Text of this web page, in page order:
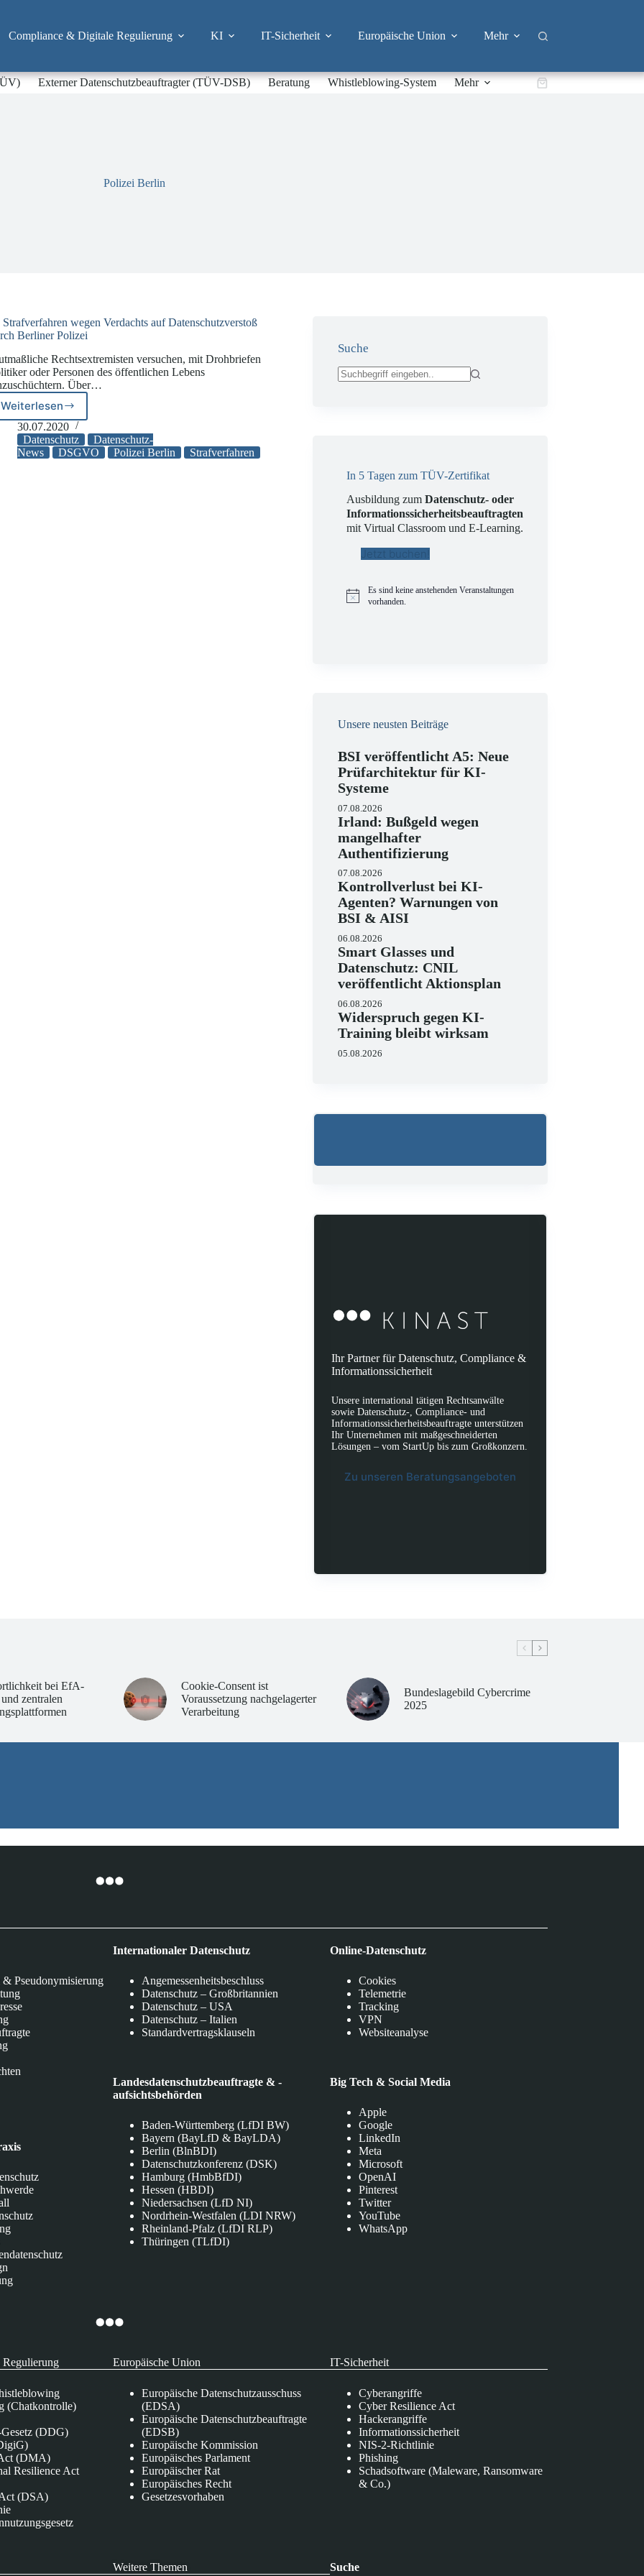
Compliance & Digitale Regulierung KI IT-Sicherheit Europäische Union Mehr
Externer Datenschutzbeauftragter (TÜV-DSB) Beratung Whistleblowing-System Mehr Warenkorb
Polizei Berlin
Strafverfahren wegen Verdachts auf Datenschutzverstoß
Berliner Polizei
Rechtsextremisten versuchen, mit Drohbriefen
oder Personen des öffentlichen Lebens
Über…
Weiterlesen
50
Strafverfahren
wegen
Verdachts
30.07.2020
Datenschutz
Datenschutz-
News
DSGVO Polizei Berlin Strafverfahren
Suche
In 5 Tagen zum TÜV-Zertifikat
Ausbildung zumDatenschutz- oder
Informationssicherheitsbeauftragten
mit Virtual Classroom und E-Learning.
Jetzt buchen!
H
Es sind keine anstehenden Veranstaltungen
vorhanden.
Unsere neusten Beiträge
BSI veröffentlicht A5: Neue
Prüfarchitektur für KI-
Systeme
07.08.2026
Irland: Bußgeld wegen
mangelhafter
Authentifizierung
07.08.2026
Kontrollverlust bei KI-
Agenten? Warnungen von
BSI & AISI
06.08.2026
Smart Glasses und
Datenschutz: CNIL
veröffentlicht Aktionsplan
06.08.2026
Widerspruch gegen KI-
Training bleibt wirksam
05.08.2026
Ihr Partner für Datenschutz, Compliance &
Informationssicherheit
Unsere international tätigen Rechtsanwälte
sowie Datenschutz-, Compliance- und
Informationssicherheitsbeauftragte unterstützen
Ihr Unternehmen mit maßgeschneiderten
Lösungen – vom StartUp bis zum Großkonzern.
Zu unseren Beratungsangeboten
bei EfA-
zentralen
Cookie-Consent ist
Voraussetzung nachgelagerter
Verarbeitung
Bundeslagebild Cybercrime
2025
Pseudonymisierung
Internationaler Datenschutz
Angemessenheitsbeschluss
Datenschutz – Großbritannien
Datenschutz – USA
Datenschutz – Italien
Standardvertragsklauseln
Landesdatenschutzbeauftragte & -
aufsichtsbehörden
Baden-Württemberg (LfDI BW)
Bayern (BayLfD & BayLDA)
Berlin (BlnBDI)
Datenschutzkonferenz (DSK)
Hamburg (HmbBfDI)
Hessen (HBDI)
Niedersachsen (LfD NI)
Nordrhein-Westfalen (LDI NRW)
Rheinland-Pfalz (LfDI RLP)
Thüringen (TLfDI)
Online-Datenschutz
Cookies
Telemetrie
Tracking
VPN
Websiteanalyse
Big Tech & Social Media
Apple
Google
LinkedIn
Meta
Microsoft
OpenAI
Pinterest
Twitter
YouTube
WhatsApp
(Chatkontrolle)
(DDG)
(DMA)
Resilience Act
(DSA)
Europäische Union
Europäische Datenschutzausschuss
(EDSA)
Europäische Datenschutzbeauftragte
(EDSB)
Europäische Kommission
Europäisches Parlament
Europäischer Rat
Europäisches Recht
Gesetzesvorhaben
IT-Sicherheit
Cyberangriffe
Cyber Resilience Act
Hackerangriffe
Informationssicherheit
NIS-2-Richtlinie
Phishing
Schadsoftware (Maleware, Ransomware
& Co.)
Weitere Themen Suche